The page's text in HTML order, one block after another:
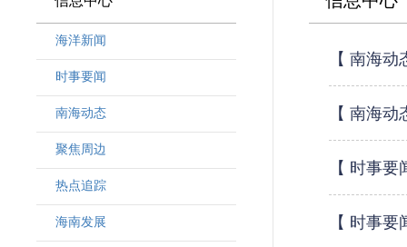
海洋新闻
时事要闻
南海动态
聚焦周边
热点追踪
海南发展
【 南海
【 南海
【 时事
【 时事